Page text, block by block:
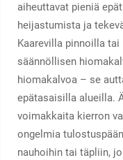
aiheuttavat pieniä
heijastumista ja
Kaarevilla pinnoilla
säännöllisen
hiomakalvoa – se
epätasaisilla alueilla.
voimakkaita kierron
ongelmia
nauhoihin tai täpliin,